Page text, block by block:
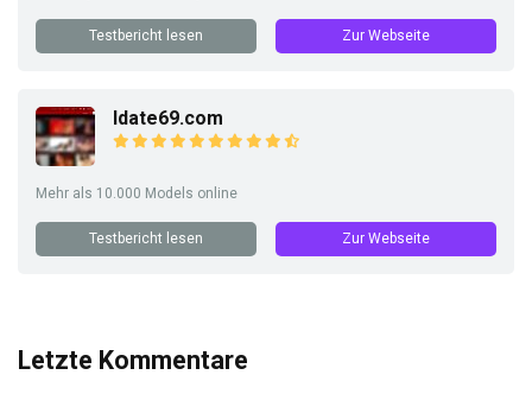
Testbericht lesen Zur Webseite
Idate69.com
Mehr als 10.000 Models online
Testbericht lesen Zur Webseite
Letzte Kommentare